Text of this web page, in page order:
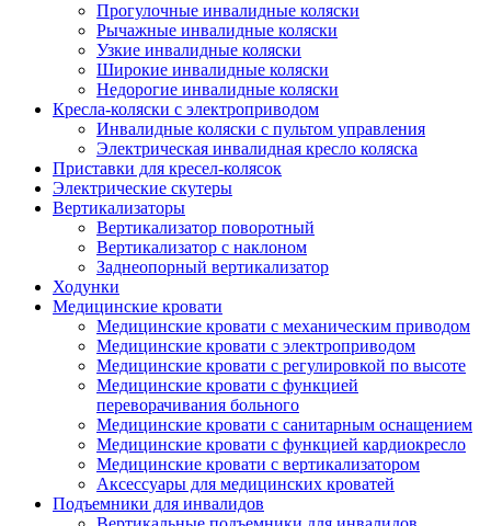
Прогулочные инвалидные коляски
Рычажные инвалидные коляски
Узкие инвалидные коляски
Широкие инвалидные коляски
Недорогие инвалидные коляски
Кресла-коляски с электроприводом
Инвалидные коляски с пультом управления
Электрическая инвалидная кресло коляска
Приставки для кресел-колясок
Электрические скутеры
Вертикализаторы
Вертикализатор поворотный
Вертикализатор с наклоном
Заднеопорный вертикализатор
Ходунки
Медицинские кровати
Медицинские кровати с механическим приводом
Медицинские кровати с электроприводом
Медицинские кровати с регулировкой по высоте
Медицинские кровати с функцией
переворачивания больного
Медицинские кровати с санитарным оснащением
Медицинские кровати с функцией кардиокресло
Медицинские кровати с вертикализатором
Аксессуары для медицинских кроватей
Подъемники для инвалидов